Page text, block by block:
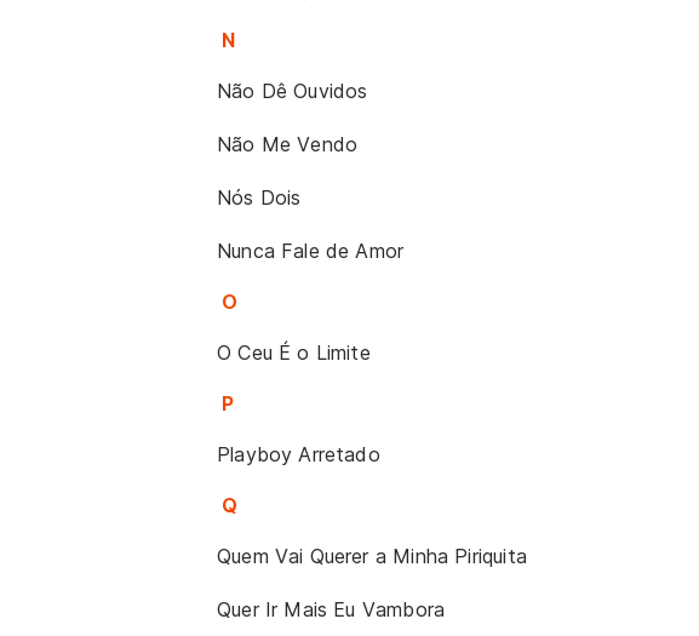
N
Não Dê Ouvidos
Não Me Vendo
Nós Dois
Nunca Fale de Amor
O
O Ceu É o Limite
P
Playboy Arretado
Q
Quem Vai Querer a Minha Piriquita
Quer Ir Mais Eu Vambora